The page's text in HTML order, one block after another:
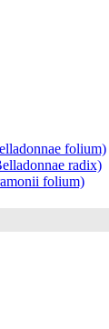
folium)
radix)
folium)